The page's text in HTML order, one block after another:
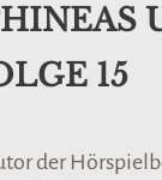
15
der